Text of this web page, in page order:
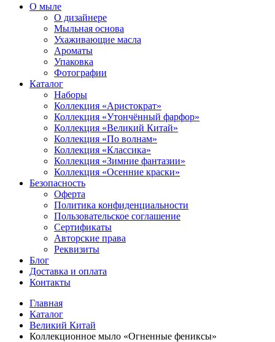
О мыле
О дизайнере
Мыльная основа
Ухаживающие масла
Ароматы
Упаковка
Фотографии
Каталог
Наборы
Коллекция «Аристократ»
Коллекция «Утончённый фарфор»
Коллекция «Великий Китай»
Коллекция «По волнам»
Коллекция «Классика»
Коллекция «Зимние фантазии»
Коллекция «Осенние краски»
Безопасность
Оферта
Политика конфиденциальности
Пользовательское соглашение
Сертификаты
Авторские права
Реквизиты
Блог
Доставка и оплата
Контакты
Главная
Каталог
Великий Китай
Коллекционное мыло «Огненные фениксы»